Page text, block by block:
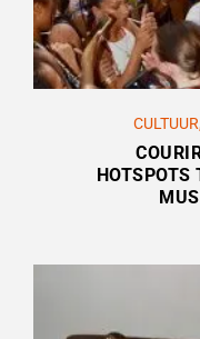
CULTUUR
HOTSPOTS